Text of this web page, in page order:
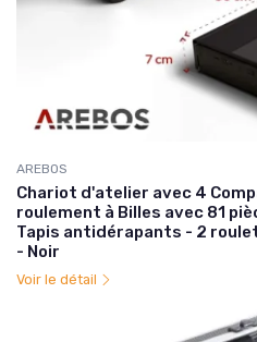
AREBOS
Chariot d'atelier avec 4
roulement à Billes avec 81
Tapis antidérapants - 2
- Noir
Voir le détail